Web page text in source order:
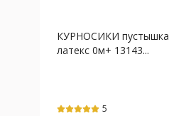
КУРНОСИКИ пустышка
латекс 0м+ 13143...
5